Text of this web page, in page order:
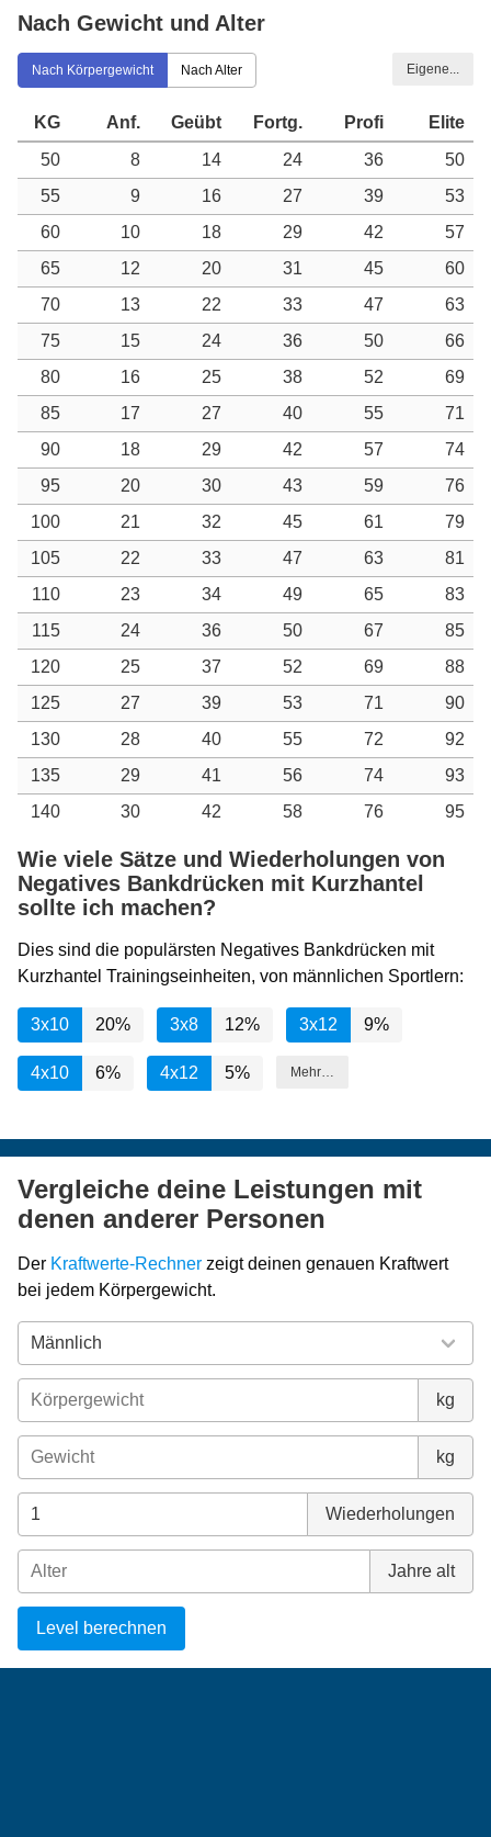
Nach Gewicht und Alter
Nach Körpergewicht Nach Alter Eigene...
KG Anf. Geübt Fortg. Profi
Elite
50
8 14 24 36
50
55
9 16 27 39
53
60
10 18 29 42
57
65
12 20 31 45
60
70
13 22 33 47
63
75
15 24 36 50
66
80
16 25 38 52
69
85
17 27 40 55
71
90
18 29 42 57
74
95
20 30 43 59
76
100
21 32 45 61
79
105
22 33 47 63
81
110
23 34 49 65
83
115
24 36 50 67
85
120
25 37 52 69
88
125
27 39 53 71
90
130
28 40 55 72
92
135
29 41 56 74
93
140
30 42 58 76 95
Wie viele Sätze und Wiederholungen von
Negatives Bankdrücken mit Kurzhantel
sollte ich machen?
Dies sind die populärsten Negatives Bankdrücken mit
Kurzhantel Trainingseinheiten, von männlichen Sportlern:
3x10 20% 3x8 12% 3x12 9%
4x10 6% 4x12 5% Mehr…
Vergleiche deine Leistungen mit
denen anderer Personen
Der Kraftwerte-Rechner zeigt deinen genauen Kraftwert
bei jedem Körpergewicht.
kg
kg
Wiederholungen
Jahre alt
Level berechnen